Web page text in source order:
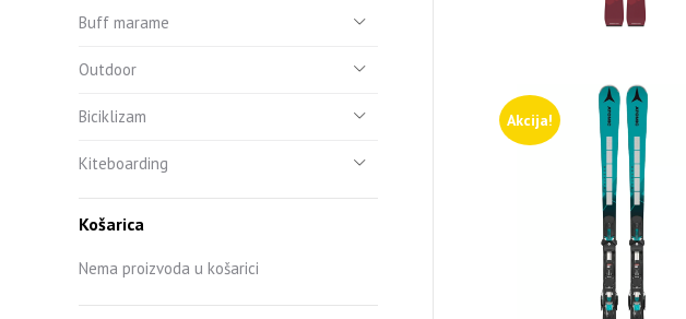
Akcija!
Buff marame
Outdoor
Biciklizam
Kiteboarding
Košarica
Nema proizvoda u košarici